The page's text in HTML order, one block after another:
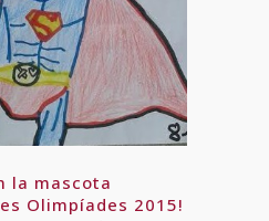
la mascota
Olimpíades 2015!